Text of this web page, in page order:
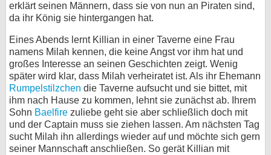
erklärt seinen Männern, dass sie von nun an Piraten sind,
da ihr König sie hintergangen hat.
Eines Abends lernt Killian in einer Taverne eine Frau
namens Milah kennen, die keine Angst vor ihm hat und
großes Interesse an seinen Geschichten zeigt. Wenig
später wird klar, dass Milah verheiratet ist. Als ihr Ehemann
Rumpelstilzchen die Taverne aufsucht und sie bittet, mit
ihm nach Hause zu kommen, lehnt sie zunächst ab. Ihrem
Sohn Baelfire zuliebe geht sie aber schließlich doch mit
und der Captain muss sie ziehen lassen. Am nächsten Tag
sucht Milah ihn allerdings wieder auf und möchte sich gern
seiner Mannschaft anschließen. So gerät Killian mit